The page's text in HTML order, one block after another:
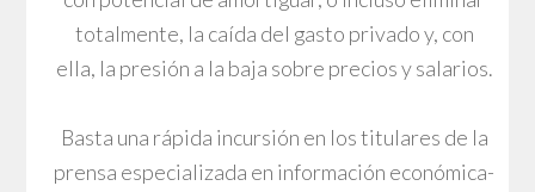
totalmente, la caída del gasto privado y, con
ella, la presión a la baja sobre precios y salarios.
Basta una rápida incursión en los titulares de la
prensa especializada en información económica-